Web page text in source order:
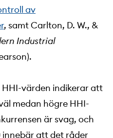
av
, samt Carlton, D. W., &
Industrial
värden indikerar att
medan högre HHI-
är svag, och
innebär att det råder